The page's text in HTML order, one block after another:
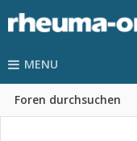
MENU
Foren durchsuchen